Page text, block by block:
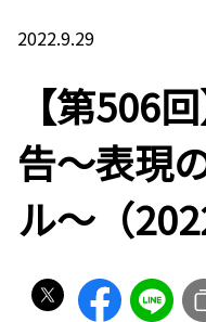
2022.9.29
【第506
告〜表現
ル〜（